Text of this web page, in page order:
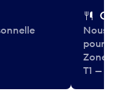
Nous
pour
Zone.
T1 —